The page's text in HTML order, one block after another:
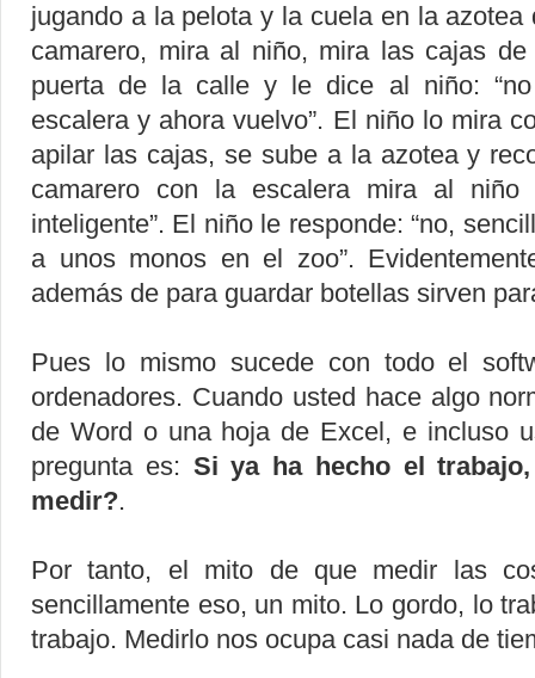
jugando a la pelota y la cuela en la
camarero, mira al niño, mira las cajas
puerta de la calle y le dice al niño:
escalera y ahora vuelvo”. El niño lo mira
apilar las cajas, se sube a la azotea y
camarero con la escalera mira al niño
inteligente”. El niño le responde: “no,
a unos monos en el zoo”.
además de para guardar botellas sirven
Pues lo mismo sucede con todo el
ordenadores. Cuando usted hace algo
de Word o una hoja de Excel, e incluso
pregunta es: Si ya ha hecho el
medir?.
Por tanto, el mito de que medir las
sencillamente eso, un mito. Lo gordo, lo
trabajo. Medirlo nos ocupa casi nada de